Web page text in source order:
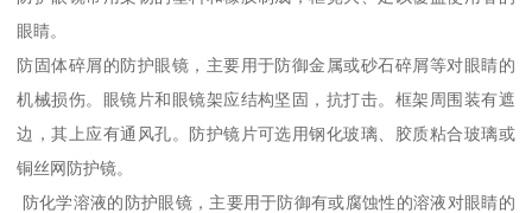
眼睛。
防固体碎屑的防护眼镜，主要用于防御金属或砂石碎屑等对眼睛的
机械损伤。眼镜片和眼镜架应结构坚固，抗打击。框架周围装有遮
边，其上应有通风孔。防护镜片可选用钢化玻璃、胶质粘合玻璃或
铜丝网防护镜。
防化学溶液的防护眼镜，主要用于防御有或腐蚀性的溶液对眼睛的